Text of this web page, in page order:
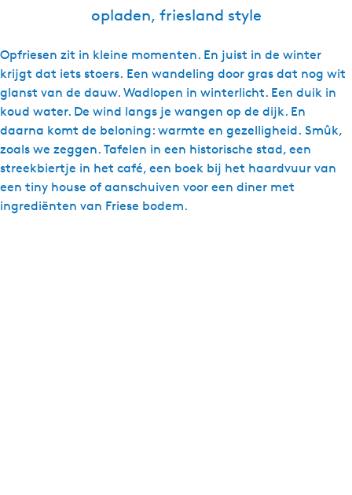
opladen, friesland style
Opfriesen zit in kleine momenten. En juist in de winter
krijgt dat iets stoers. Een wandeling door gras dat nog wit
glanst van de dauw. Wadlopen in winterlicht. Een duik in
koud water. De wind langs je wangen op de dijk. En
daarna komt de beloning: warmte en gezelligheid. Smûk,
zoals we zeggen. Tafelen in een historische stad, een
streekbiertje in het café, een boek bij het haardvuur van
een tiny house of aanschuiven voor een diner met
ingrediënten van Friese bodem.